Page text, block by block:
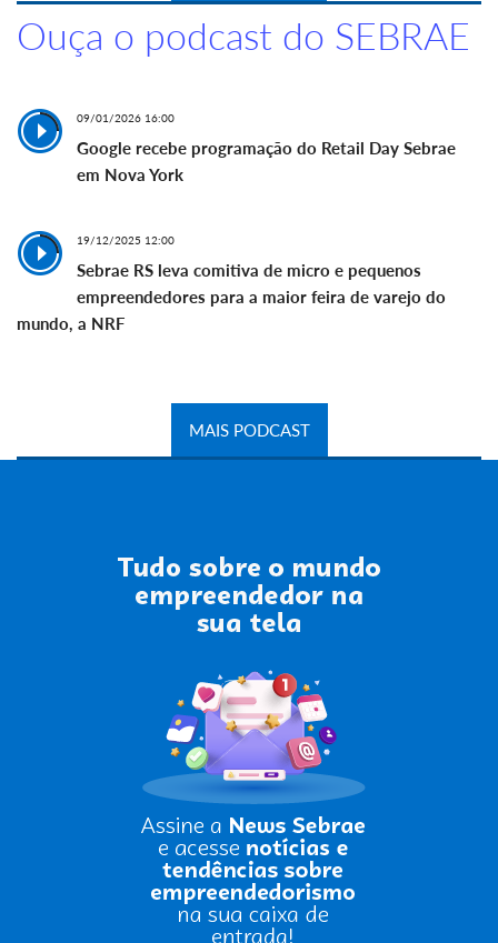
Ouça o podcast do SEBRAE
09/01/2026 16:00
Google recebe programação do Retail Day Sebrae
em Nova York
19/12/2025 12:00
Sebrae RS leva comitiva de micro e pequenos
empreendedores para a maior feira de varejo do
mundo, a NRF
MAIS PODCAST